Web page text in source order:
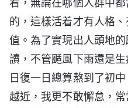
的，這樣活着才有人格
值。為了實現出人頭地
讀，不管颳風下雨還是
日復一日總算熬到了初
越近，我更不敢懈怠，